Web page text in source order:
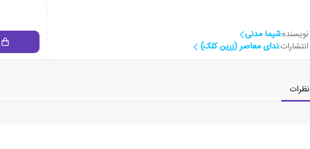
نویسنده:شیما مدنی
انتشارات:ندای معاصر (زرین کلک)
نظرات